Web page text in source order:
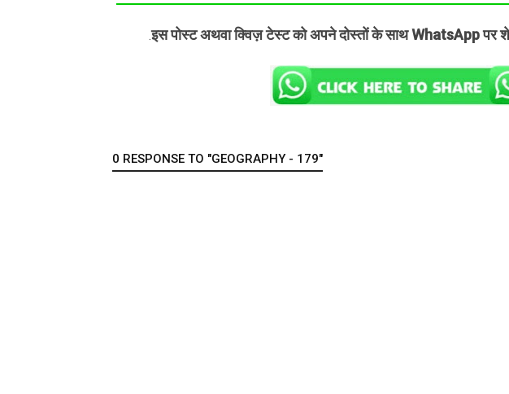
.इस पोस्ट अथवा क्विज़ टेस्ट को अपने दोस्तों के साथ WhatsApp पर
0 RESPONSE TO "GEOGRAPHY - 179"